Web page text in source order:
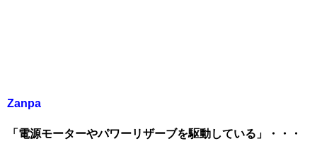
Zanpa
「電源モーターやパワーリザーブを駆動している」・・・